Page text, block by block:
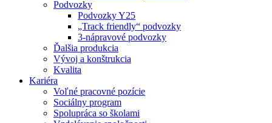
Podvozky
Podvozky Y25
„Track friendly“ podvozky
3-nápravové podvozky
Ďalšia produkcia
Vývoj a konštrukcia
Kvalita
Kariéra
Voľné pracovné pozície
Sociálny program
Spolupráca so školami